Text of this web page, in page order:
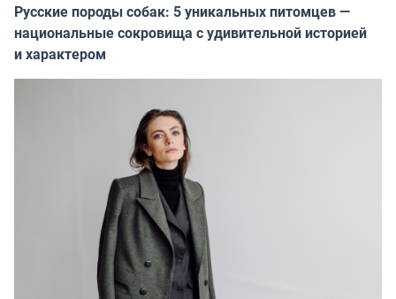
Русские породы собак: 5 уникальных питомцев —
национальные сокровища с удивительной историей
и характером